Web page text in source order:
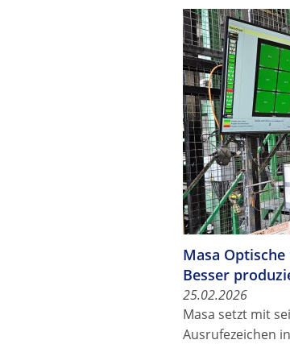
Masa
Besser
25.02.2026
Masa setzt mit
Ausrufezeichen